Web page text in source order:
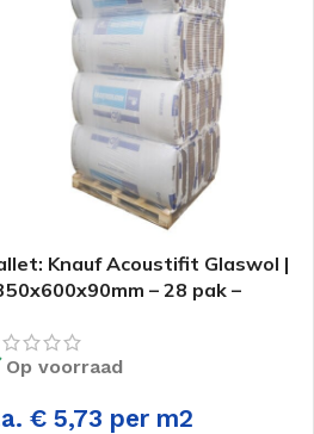
Knauf Acoustifit Glaswol |
– 28 pak –
Op voorraad
€ 5,73 per m2